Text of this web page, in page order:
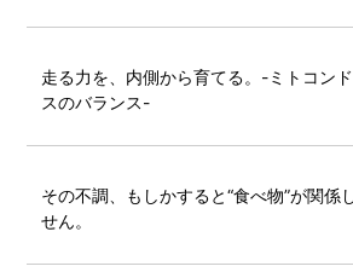
走る力を、内側から育てる。-ミトコン
スのバランス-
その不調、もしかすると“食べ物”が関係
せん。